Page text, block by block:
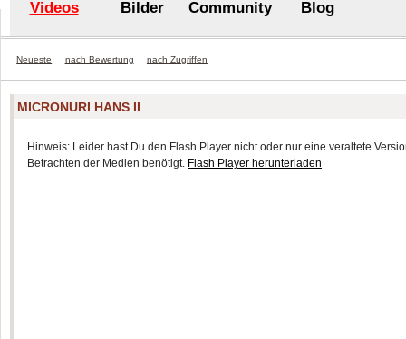
Videos Bilder Community Blog
Neueste nach Bewertung nach Zugriffen
MICRONURI HANS II
Hinweis: Leider hast Du den Flash Player nicht oder nur eine veraltete
Betrachten der Medien benötigt. Flash Player herunterladen